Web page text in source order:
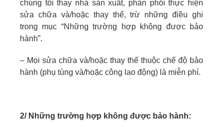
chúng tôi thay nhà sản xuất, phân phối thực hiện
sửa chữa và/hoặc thay thế, trừ những điều ghi
trong mục “Những trường hợp không được bảo
hành”.
– Mọi sửa chữa và/hoặc thay thế thuộc chế độ bảo
hành (phụ tùng và/hoặc công lao động) là miễn phí.
2/ Những trường hợp không được bảo hành: